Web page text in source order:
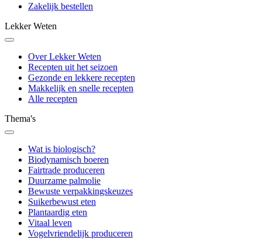
Zakelijk bestellen
Lekker Weten
Over Lekker Weten
Recepten uit het seizoen
Gezonde en lekkere recepten
Makkelijk en snelle recepten
Alle recepten
Thema's
Wat is biologisch?
Biodynamisch boeren
Fairtrade produceren
Duurzame palmolie
Bewuste verpakkingskeuzes
Suikerbewust eten
Plantaardig eten
Vitaal leven
Vogelvriendelijk produceren